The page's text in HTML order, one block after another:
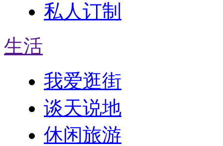
私人订制
生活
我爱逛街
谈天说地
休闲旅游